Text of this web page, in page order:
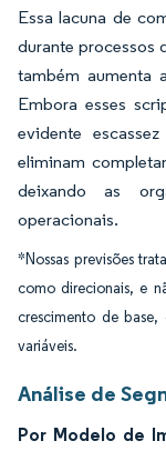
Essa lacuna de
durante processos
também aumenta
Embora esses
evidente
eliminam
deixando as
operacionais.
*Nossas previsões
como direcionais, e
crescimento de
variáveis.
Análise de
Por Modelo de